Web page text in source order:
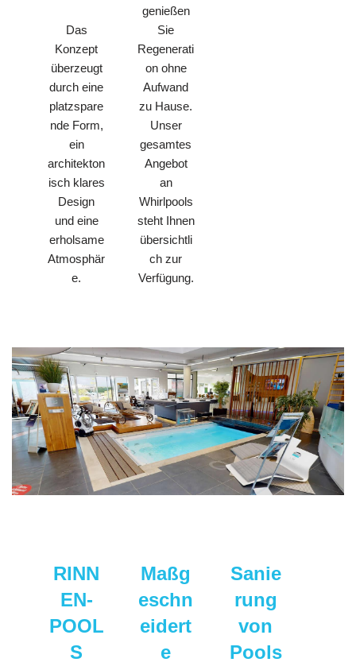
Das
Konzept
überzeugt
durch eine
platzspare
nde Form,
ein
architekton
isch klares
Design
und eine
erholsame
Atmosphär
e.
genießen
Sie
Regenerati
on ohne
Aufwand
zu Hause.
Unser
gesamtes
Angebot
an
Whirlpools
steht Ihnen
übersichtli
ch zur
Verfügung.
RINN
EN-
POOL
S
Maßg
eschn
eidert
e
Sanie
rung
von
Pools